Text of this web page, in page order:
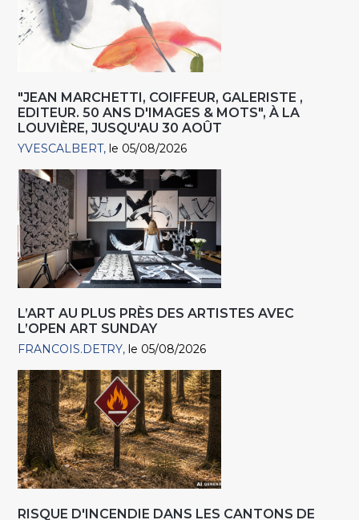
"JEAN MARCHETTI, COIFFEUR, GALERISTE ,
EDITEUR. 50 ANS D'IMAGES & MOTS", À LA
LOUVIÈRE, JUSQU'AU 30 AOÛT
YVESCALBERT le 05/08/2026
L’ART AU PLUS PRÈS DES ARTISTES AVEC
L’OPEN ART SUNDAY
FRANCOIS.DETRY le 05/08/2026
RISQUE D'INCENDIE DANS LES CANTONS DE